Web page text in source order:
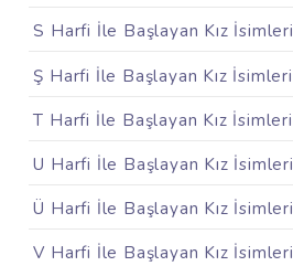
S Harfi İle Başlayan Kız İsimleri
Ş Harfi İle Başlayan Kız İsimleri
T Harfi İle Başlayan Kız İsimleri
U Harfi İle Başlayan Kız İsimleri
Ü Harfi İle Başlayan Kız İsimleri
V Harfi İle Başlayan Kız İsimleri